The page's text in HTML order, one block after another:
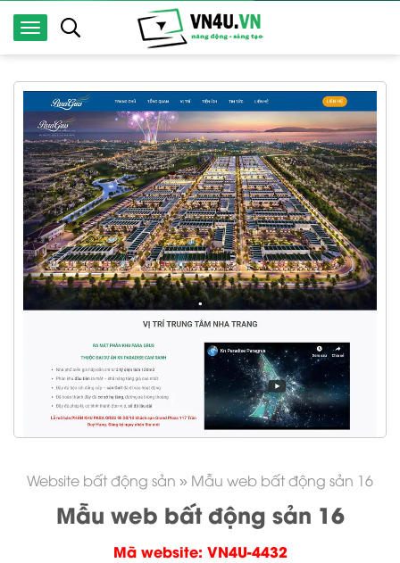
Website bất động sản » Mẫu web bất động sản 16
Mẫu web bất động sản 16
Mã website: VN4U-4432